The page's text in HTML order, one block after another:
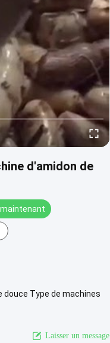
d'amidon de
Type de machines
Laisser un message